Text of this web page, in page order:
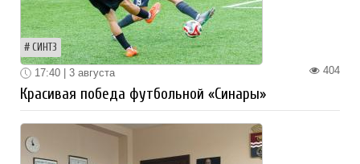
СИНТЗ
404
17:40 | 3 августа
Красивая победа футбольной «Синары»